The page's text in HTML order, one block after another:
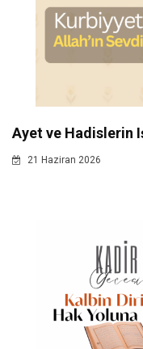
Ayet ve Hadislerin
21 Haziran 2026